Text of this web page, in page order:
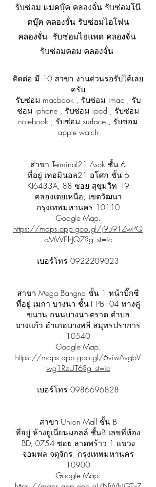
รับซ่อม แมคบุ๊ค คลองจั่น รับซ่อมโน๊
ตบุ๊ค คลองจั่น รับซ่อมไอโฟน
คลองจั่น รับซ่อมไอแพด คลองจั่น
รับซ่อมคอม คลองจั่น
ติดต่อ มี 10 สาขา งานด่วนรอรับได้เลย
ครับ
รับซ่อม macbook , รับซ่อม imac , รับ
ซ่อม iphone , รับซ่อม ipad , รับซ่อม
notebook , รับซ่อม surface , รับซ่อม
apple watch
สาขา Terminal21 Asok ชั้น 6
ที่อยู่ เทอมินอล21 อโศก ชั้น 6
KI6433A, 88 ซอย สุขุมวิท 19
คลองเตยเหนือ, เขตวัฒนา
กรุงเทพมหานคร 10110
Google Map.
https://maps.app.goo.gl/j9u91ZwPQ
cMWEhJQ7?g_st=ic
เบอร์โทร 0922209023
สาขา Mega Bangna ชั้น 1 หน้าบิ๊กซี
ที่อยู่ เมกา บางนา ชั้น1 PB104 ทางคู่
ขนาน ถนนบางนา-ตราด ตำบล
บางแก้ว อำเภอบางพลี สมุทรปราการ
10540
Google Map.
https://maps.app.goo.gl/6viwAvgbV
wg1RzUT6?g_st=ic
เบอร์โทร 0986696828
สาขา Union Mall ชั้น B
ที่อยู่ ห้างยูเนี่ยนมอลล์ ชั้นB เลขที่ห้อง
BD, 0754 ซอย ลาดพร้าว 1 แขวง
จอมพล จตุจักร, กรุงเทพมหานคร
10900
Google Map.